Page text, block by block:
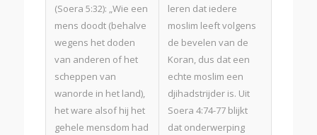
(Soera 5:32): „Wie een
mens doodt (behalve
wegens het doden
van anderen of het
scheppen van
wanorde in het land),
het ware alsof hij het
gehele mensdom had
leren dat iedere
moslim leeft volgens
de bevelen van de
Koran, dus dat een
echte moslim een
djihadstrijder is. Uit
Soera 4:74-77 blijkt
dat onderwerping